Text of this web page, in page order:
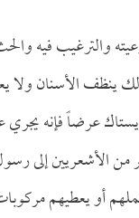
والترغيب فيه
ينظف الأسنان ولا
عرضاً فإنه يجري
من الأشعريين إلى
أو يعطيهم